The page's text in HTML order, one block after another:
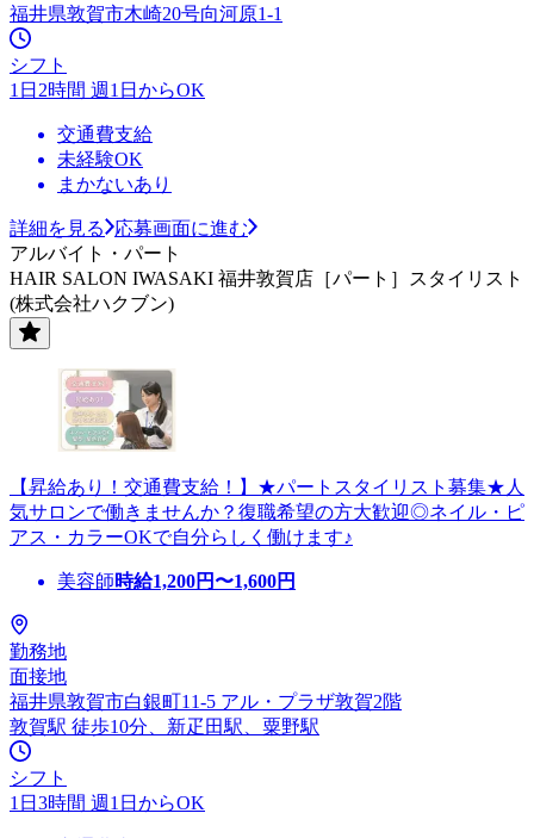
福井県敦賀市木崎20号向河原1-1
シフト
1日2時間 週1日からOK
交通費支給
未経験OK
まかないあり
詳細を見る
応募画面に進む
アルバイト・パート
HAIR SALON IWASAKI 福井敦賀店［パート］スタイリスト
(株式会社ハクブン)
【昇給あり！交通費支給！】★パートスタイリスト募集★人
気サロンで働きませんか？復職希望の方大歓迎◎ネイル・ピ
アス・カラーOKで自分らしく働けます♪
美容師時給1,200円〜1,600円
勤務地
面接地
福井県敦賀市白銀町11-5 アル・プラザ敦賀2階
敦賀駅 徒歩10分、新疋田駅、粟野駅
シフト
1日3時間 週1日からOK